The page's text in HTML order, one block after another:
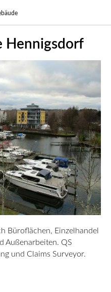
Hennigsdorf
Büroflächen, Einzelhandel
Außenarbeiten. QS
und Claims Surveyor.